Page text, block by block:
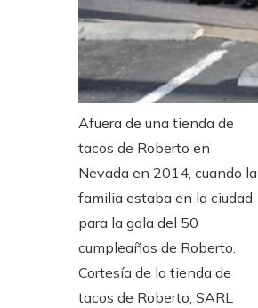
Afuera de una tienda de
tacos de Roberto en
Nevada en 2014, cuando la
familia estaba en la ciudad
para la gala del 50
cumpleaños de Roberto.
Cortesía de la tienda de
tacos de Roberto; SARL